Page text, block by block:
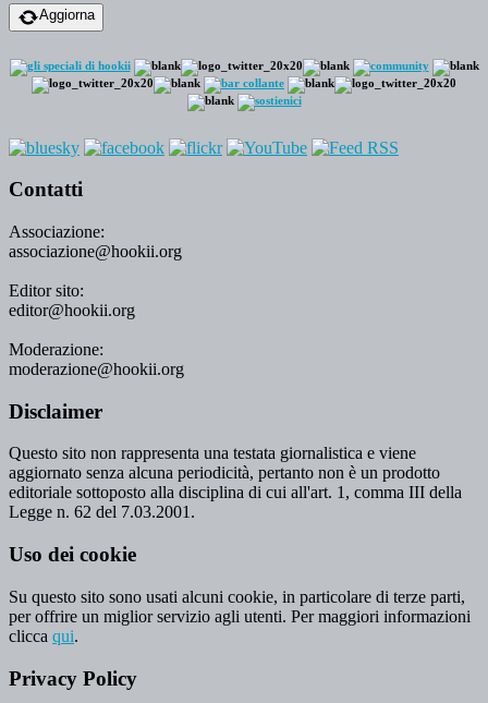
Aggiorna
Contatti
Associazione:
associazione@hookii.org
Editor sito:
editor@hookii.org
Moderazione:
moderazione@hookii.org
Disclaimer
Questo sito non rappresenta una testata giornalistica e viene
aggiornato senza alcuna periodicità, pertanto non è un prodotto
editoriale sottoposto alla disciplina di cui all'art. 1, comma III della
Legge n. 62 del 7.03.2001.
Uso dei cookie
Su questo sito sono usati alcuni cookie, in particolare di terze parti,
per offrire un miglior servizio agli utenti. Per maggiori informazioni
clicca qui.
Privacy Policy